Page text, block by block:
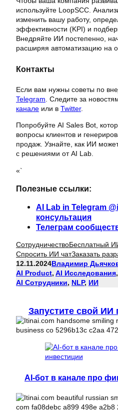
используйте LoopSCC.
изменить вашу работу,
эффективности (KPI) и
Внедряйте ИИ постепенно,
расширяя автоматизацию на
Контакты
Если вам нужны советы по
Telegram . Следите за
канале или в Twitter.
Попробуйте AI Sales Bot,
вопросы клиентов и
продаж. Узнайте, как ИИ
с решениями от AI Lab.
«`
Полезные ссылки:
AI Lab in Telegram
консультация
Телеграм
СотрудничествоБесплатный
Спросить ИИ чатЗаказать
12.11.2024Владимир
AI Product, AI Исследования,
AI Сотрудники, NLP, ИИ
Запустите свой ИИ
AI-бот в канале про